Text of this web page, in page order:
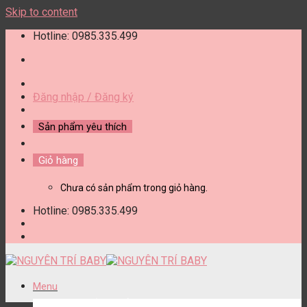
Skip to content
Hotline: 0985.335.499
Đăng nhập / Đăng ký
Sản phẩm yêu thích
Giỏ hàng
Chưa có sản phẩm trong giỏ hàng.
Hotline: 0985.335.499
Menu